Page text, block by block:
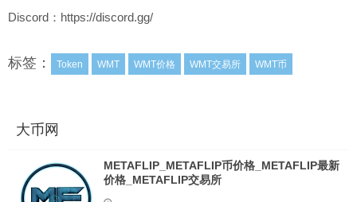
Discord：https://discord.gg/
标签： Token WMT WMT价格 WMT交易所 WMT币
大币网
METAFLIP_METAFLIP币价格_METAFLIP最新
价格_METAFLIP交易所